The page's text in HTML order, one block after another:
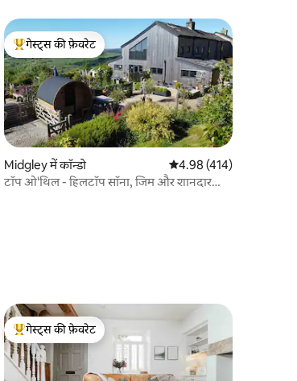
102 समीक्षाएँ
गेस्ट्स का टॉप फ़ेवरेट
गेस्ट्स की फ़ेवरेट
Midgley में कॉन्डो औसत रेटिंग 5 में से 4.98,
4.98 (414)
टॉप ओ'थिल - हिलटॉप सॉना, जिम और शानदार
गेस्ट्स का टॉप फ़ेवरेट
गेस्ट्स की फ़ेवरेट